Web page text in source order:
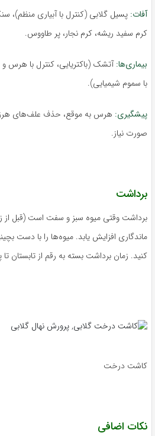
آفات: پسیل گلابی (کنترل با آبیاری منظم)،
کرم سفید ریشه، کرم نجار، پر طاووس.
بیماری‌ها:
با سموم شیمیایی).
پیشگیری: هرس به موقع، حذف علف‌های
صورت نیاز.
برداشت
برداشت وقتی میوه سبز و سفت است (قبل از
ماندگاری افزایش یابد. میوه‌ها را با دست
کنید. زمان برداشت بسته به رقم از تابستان تا
کاشت درخت
نکات اضافی